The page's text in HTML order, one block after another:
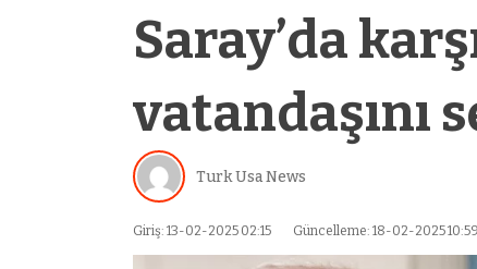
Saray’da
vatandaşını
Turk Usa News
Giriş: 13-02-2025 02:15 Güncelleme: 18-02-2025 10:59